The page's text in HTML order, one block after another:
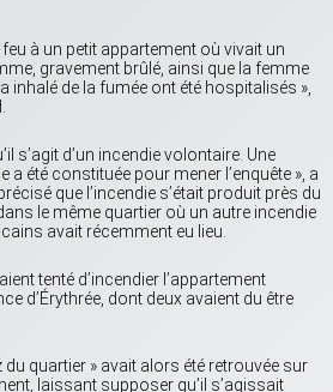
à un petit appartement où vivait un
gravement brûlé, ainsi que la femme
inhalé de la fumée ont été hospitalisés »,
s’agit d’un incendie volontaire. Une
a été constituée pour mener l’enquête », a
que l’incendie s’était produit près du
le même quartier où un autre incendie
avait récemment eu lieu.
tenté d’incendier l’appartement
d’Érythrée, dont deux avaient du être
du quartier » avait alors été retrouvée sur
laissant supposer qu’il s’agissait